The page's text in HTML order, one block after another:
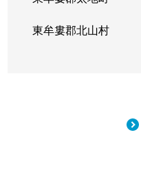
東牟婁郡北山村